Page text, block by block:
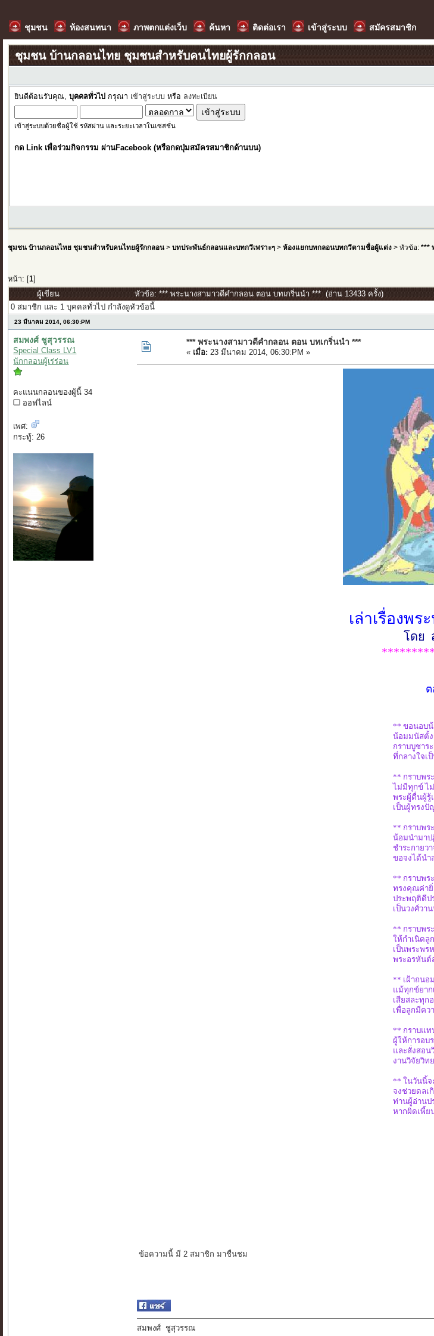
ชุมชน ห้องสนทนา ภาพตกแต่งเว็บ ค้นหา ติดต่อเรา เข้าสู่ระบบ สมัครสมาชิก
ชุมชน บ้านกลอนไทย ชุมชนสำหรับคนไทยผู้รักกลอน
ยินดีต้อนรับคุณ,บุคคลทั่วไป กรุณา เข้าสู่ระบบ หรือ ลงทะเบียน
เข้าสู่ระบบด้วยชื่อผู้ใช้ รหัสผ่าน และระยะเวลาในเซสชั่น
กด Link เพื่อร่วมกิจกรรม ผ่านFacebook (หรือกดปุ่มสมัครสมาชิกด้านบน)
ชุมชน บ้านกลอนไทย ชุมชนสำหรับคนไทยผู้รักกลอน >บทประพันธ์กลอนและบทกวีเพราะๆ >ห้องแยกบทกลอนบทกวีตามชื่อผู้แต่ง > หัวข้อ:***
หน้า: [1
ผู้เขียน
หัวข้อ: *** พระนางสามาวดีคำกลอน ตอน บทเกริ่นนำ *** (อ่าน 13433 ครั้ง)
0 สมาชิก และ 1 บุคคลทั่วไป กำลังดูหัวข้อนี้
23 มีนาคม 2014, 06:30:PM
สมพงศ์ ชูสุวรรณ
Special Class LV1
นักกลอนผู้เร่ร่อน
คะแนนกลอนของผู้นี้ 34
ออฟไลน์
เพศ:
กระทู้: 26
*** พระนางสามาวดีคำกลอน ตอน บทเกริ่นนำ ***
« เมื่อ: 23 มีนาคม 2014, 06:30:PM »
เล่าเรื่องพ
โดย
** ขอนอบน้
น้อมมนัสตั้
กราบบูชาร
ที่กลางใจเ
** กราบพร
ไม่มีทุกข์ ไ
พระผู้ตื่นผู้รู้
เป็นผู้ทรงปั
** กราบพร
น้อมนำมาป
ชำระกายว
ขอจงได้นำ
** กราบพร
ทรงคุณค่า
ประพฤติดีป
เป็นวงศ์วา
** กราบพร
ให้กำเนิด
เป็นพระพร
พระอรหันต์
** เฝ้าถนอ
แม้ทุกข์ยาก
เสียสละทุก
เพื่อลูกมีค
** กราบแท
ผู้ให้การอบ
และสั่งสอน
งานวิจัยวิท
** ในวันนี้จ
จงช่วยดล
ท่านผู้อ่านป
หากผิดเพี้ย
ข้อความนี้ มี 2 สมาชิก มาชื่นชม
สมพงศ์ ชูสุวรรณ